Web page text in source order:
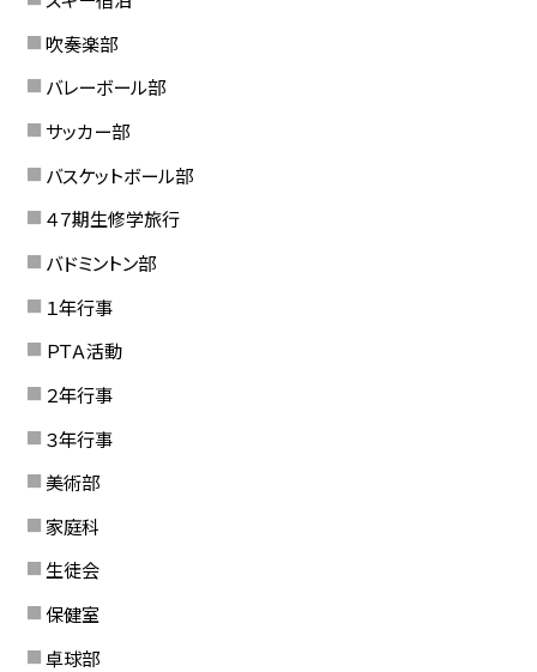
吹奏楽部
バレーボール部
サッカー部
バスケットボール部
４７期生修学旅行
バドミントン部
１年行事
ＰＴＡ活動
２年行事
３年行事
美術部
家庭科
生徒会
保健室
卓球部